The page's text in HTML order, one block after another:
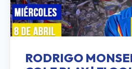
RODRIGO